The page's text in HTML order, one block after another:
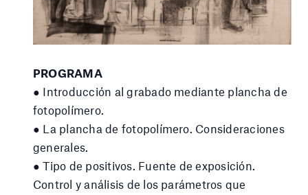
PROGRAMA
● Introducción al grabado mediante plancha de
fotopolímero.
● La plancha de fotopolímero. Consideraciones
generales.
● Tipo de positivos. Fuente de exposición.
Control y análisis de los parámetros que